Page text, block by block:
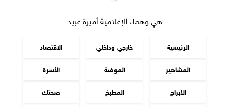
هي وهما، الإعلامية أميرة عبيد
الرئيسية خارجي وداخلي
الاقتصاد
المشاهير
الموضة
الأسرة
الأبراج
المطبخ
صحتك